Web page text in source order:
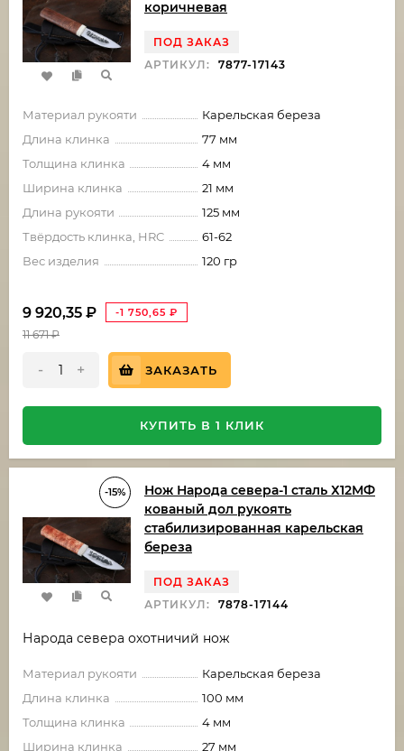
коричневая
ПОД ЗАКАЗ
АРТИКУЛ:
7877-17143
Материал рукояти
Карельская береза
Длина клинка
77 мм
Толщина клинка
4 мм
Ширина клинка
21 мм
Длина рукояти
125 мм
Твёрдость клинка, HRC
61-62
Вес изделия
120 гр
9 920,35 ₽ -1 750,65 ₽
11 671₽
- + ЗАКАЗАТЬ
КУПИТЬ В 1 КЛИК
-15%
Нож Народа севера-1 сталь Х12МФ
кованый дол рукоять
стабилизированная карельская
береза
ПОД ЗАКАЗ
АРТИКУЛ:
7878-17144
Народа севера охотничий нож
Материал рукояти
Карельская береза
Длина клинка
100 мм
Толщина клинка
4 мм
Ширина клинка
27 мм